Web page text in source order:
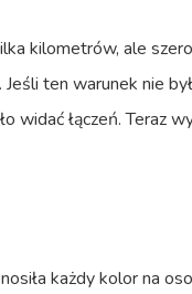
kilometrów, ale
Jeśli ten warunek nie
widać łączeń. Teraz
każdy kolor na